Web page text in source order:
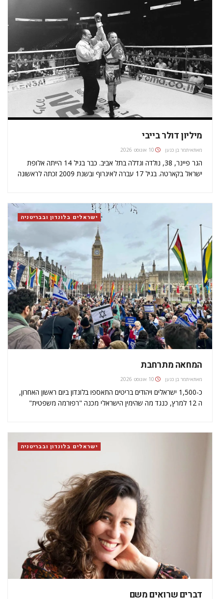
מיליון דולר בייבי
מאתאיתמר בן כנען 10 אוגוסט 2026
הגר פיינר, 38, נולדה וגדלה בתל אביב. כבר בגיל 14 הייתה אלופת
ישראל בקארטה. בגיל 17 עברה לאיגרוף ובשנת 2009 זכתה לראשונה
ישראלים בלונדון ובבריטניה
המחאה מתרחבת
מאתאיתמר בן כנען 10 אוגוסט 2026
כ-1,500 ישראלים ויהודים בריטים התאספו בלונדון ביום ראשון האחרון,
ה 12 למרץ, כנגד מה שהימין הישראלי מכנה "רפורמה משפטית"
מבקריה טוענים בתוקף שהיא…
ישראלים בלונדון ובבריטניה
דברים שרואים משם